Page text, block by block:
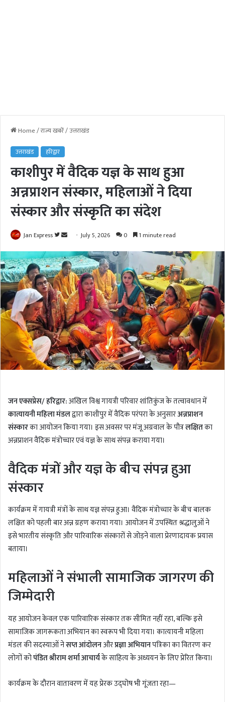
Home/राज्य खबरें/उत्तराखंड
उत्तराखंड हरिद्वार
काशीपुर में वैदिक यज्ञ के साथ हुआ
अन्नप्राशन संस्कार, महिलाओं ने दिया
संस्कार और संस्कृति का संदेश
Jan Express
F
l
l
o
w
o
n
T
w
i
t
r
n
d
a
n
e
m
a
i
l
July 5, 2026 0 1 minute read
जन एक्सप्रेस/ हरिद्वार:अखिल विश्व गायत्री परिवार शांतिकुंज के तत्वावधान में
कात्यायनी महिला मंडलद्वारा काशीपुर में वैदिक परंपरा के अनुसारअन्नप्राशन
संस्कारका आयोजन किया गया। इस अवसर पर मंजू अग्रवाल के पौत्रलक्षितका
अन्नप्राशन वैदिक मंत्रोच्चार एवं यज्ञ के साथ संपन्न कराया गया।
वैदिक मंत्रों और यज्ञ के बीच संपन्न हुआ
संस्कार
कार्यक्रम में गायत्री मंत्रों के साथ यज्ञ संपन्न हुआ। वैदिक मंत्रोच्चार के बीच बालक
लक्षित को पहली बार अन्न ग्रहण कराया गया। आयोजन में उपस्थित श्रद्धालुओं ने
इसे भारतीय संस्कृति और पारिवारिक संस्कारों से जोड़ने वाला प्रेरणादायक प्रयास
बताया।
महिलाओं ने संभाली सामाजिक जागरण की
जिम्मेदारी
यह आयोजन केवल एक पारिवारिक संस्कार तक सीमित नहीं रहा, बल्कि इसे
सामाजिक जागरूकता अभियान का स्वरूप भी दिया गया। कात्यायनी महिला
मंडल की सदस्याओं नेसप्त आंदोलनऔरप्रज्ञा अभियानपत्रिका का वितरण कर
लोगों कोपंडित श्रीराम शर्मा आचार्यके साहित्य के अध्ययन के लिए प्रेरित किया।
कार्यक्रम के दौरान वातावरण में यह प्रेरक उद्घोष भी गूंजता रहा—